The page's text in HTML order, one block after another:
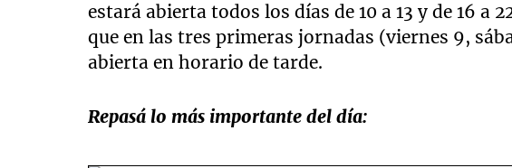
estará abierta todos los días de 10 a 13 y de 16 a
que en las tres primeras jornadas (viernes 9,
abierta en horario de tarde.
Repasá lo más importante del día: